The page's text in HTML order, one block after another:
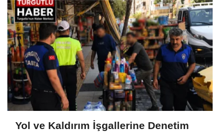
Yol ve Kaldırım İşgallerine Denetim